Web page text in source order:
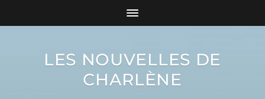
LES NOUVELLES DE
CHARLÈNE